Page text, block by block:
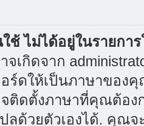
ช้ ไม่ได้อยู่ในรายการ
จเกิดจาก
ร์ดให้เป็นภาษาของ
จติดตั้งภาษาที่คุณต้อ
ลด้วยตัวเองได้. คุณจ